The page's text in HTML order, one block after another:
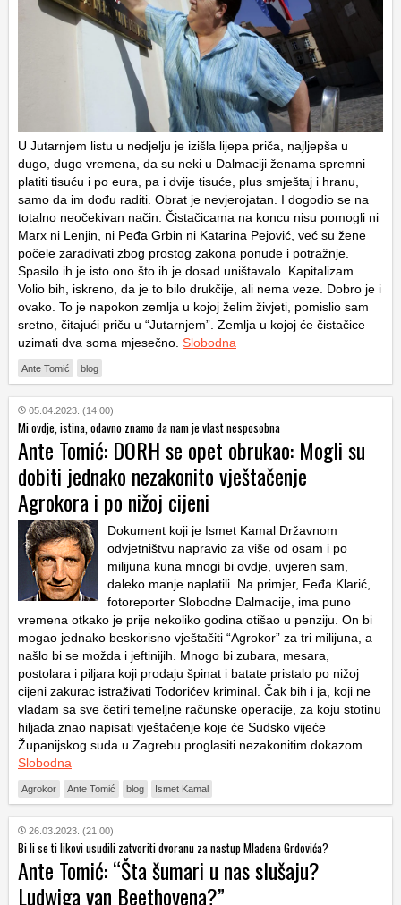
U Jutarnjem listu u nedjelju je izišla lijepa priča, najljepša u
dugo, dugo vremena, da su neki u Dalmaciji ženama spremni
platiti tisuću i po eura, pa i dvije tisuće, plus smještaj i hranu,
samo da im dođu raditi. Obrat je nevjerojatan. I dogodio se na
totalno neočekivan način. Čistačicama na koncu nisu pomogli ni
Marx ni Lenjin, ni Peđa Grbin ni Katarina Pejović, već su žene
počele zarađivati zbog prostog zakona ponude i potražnje.
Spasilo ih je isto ono što ih je dosad uništavalo. Kapitalizam.
Volio bih, iskreno, da je to bilo drukčije, ali nema veze. Dobro je i
ovako. To je napokon zemlja u kojoj želim živjeti, pomislio sam
sretno, čitajući priču u “Jutarnjem”. Zemlja u kojoj će čistačice
uzimati dva soma mjesečno. Slobodna
Ante Tomić blog
05.04.2023. (14:00)
Mi ovdje, istina, odavno znamo da nam je vlast nesposobna
Ante Tomić: DORH se opet obrukao: Mogli su
dobiti jednako nezakonito vještačenje
Agrokora i po nižoj cijeni
Dokument koji je Ismet Kamal Državnom
odvjetništvu napravio za više od osam i po
milijuna kuna mnogi bi ovdje, uvjeren sam,
daleko manje naplatili. Na primjer, Feđa Klarić,
fotoreporter Slobodne Dalmacije, ima puno
vremena otkako je prije nekoliko godina otišao u penziju. On bi
mogao jednako beskorisno vještačiti “Agrokor” za tri milijuna, a
našlo bi se možda i jeftinijih. Mnogo bi zubara, mesara,
postolara i piljara koji prodaju špinat i batate pristalo po nižoj
cijeni zakurac istraživati Todorićev kriminal. Čak bih i ja, koji ne
vladam sa sve četiri temeljne računske operacije, za koju stotinu
hiljada znao napisati vještačenje koje će Sudsko vijeće
Županijskog suda u Zagrebu proglasiti nezakonitim dokazom.
Slobodna
Agrokor Ante Tomić blog Ismet Kamal
26.03.2023. (21:00)
Bi li se ti likovi usudili zatvoriti dvoranu za nastup Mladena Grdovića?
Ante Tomić: “Šta šumari u nas slušaju?
Ludwiga van Beethovena?”